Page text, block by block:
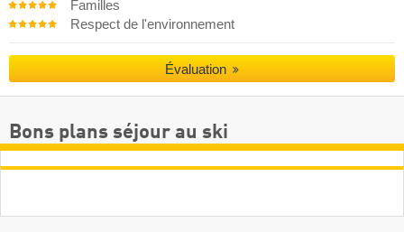
Familles
Respect de l'environnement
Évaluation
Bons plans séjour au ski